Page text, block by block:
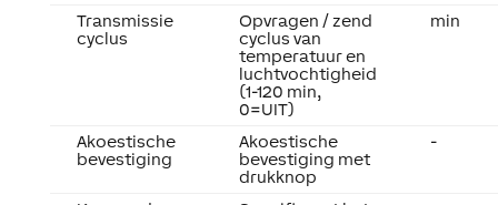
Transmissie
cyclus
Opvragen / zend
cyclus van
temperatuur en
luchtvochtigheid
(1-120 min,
0=UIT)
min
Akoestische
bevestiging
Akoestische
bevestiging met
drukknop
-